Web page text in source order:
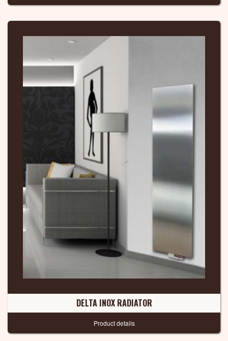
DELTA INOX RADIATOR
Product details